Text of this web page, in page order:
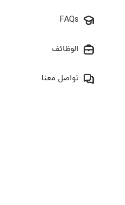
FAQs
الوظائف
تواصل معنا